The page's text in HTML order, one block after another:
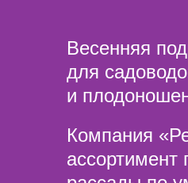
Весенняя
для
и
Компания
ассортимент